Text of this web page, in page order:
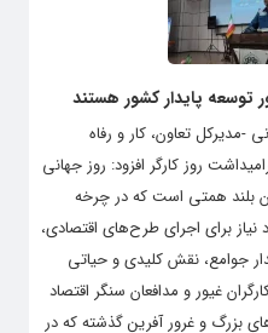
توسعه پایدار کشور هستند
-مدیرکل تعاون، کار و رفاه
روز کارگر افزود: روز جهانی
بلند همتی است که در چرخه
نیاز برای اجرای طرح‌های اقتصادی،
جوامع، نقش کلیدی و حیاتی
غیور و مدافعان سنگر اقتصاد
بزرگ و غرور آفرین گذشته که در